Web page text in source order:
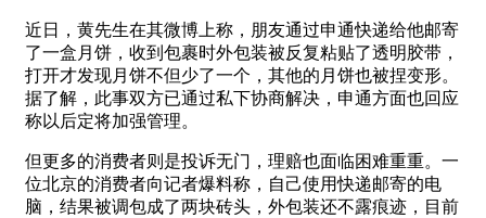
近日，黄先生在其微博上称，朋友通过申通快递给他邮寄
了一盒月饼，收到包裹时外包装被反复粘贴了透明胶带，
打开才发现月饼不但少了一个，其他的月饼也被捏变形。
据了解，此事双方已通过私下协商解决，申通方面也回应
称以后定将加强管理。
但更多的消费者则是投诉无门，理赔也面临困难重重。一
位北京的消费者向记者爆料称，自己使用快递邮寄的电
脑，结果被调包成了两块砖头，外包装还不露痕迹，目前